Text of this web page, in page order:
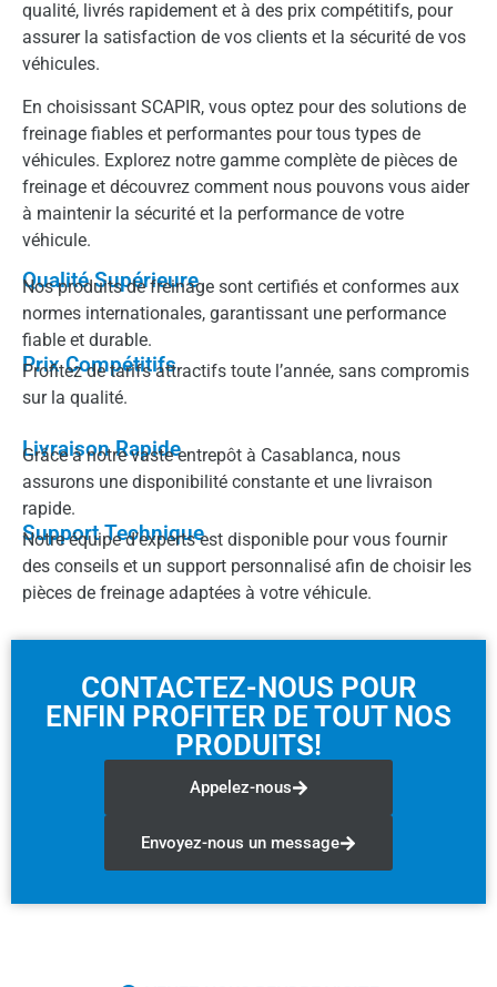
qualité, livrés rapidement et à des prix compétitifs, pour
assurer la satisfaction de vos clients et la sécurité de vos
véhicules.
En choisissant SCAPIR, vous optez pour des solutions de
freinage fiables et performantes pour tous types de
véhicules. Explorez notre gamme complète de pièces de
freinage et découvrez comment nous pouvons vous aider
à maintenir la sécurité et la performance de votre
véhicule.
Qualité Supérieure
Nos produits de freinage sont certifiés et conformes aux
normes internationales, garantissant une performance
fiable et durable.
Prix Compétitifs
Profitez de tarifs attractifs toute l’année, sans compromis
sur la qualité.
Livraison Rapide
Grâce à notre vaste entrepôt à Casablanca, nous
assurons une disponibilité constante et une livraison
rapide.
Support Technique
Notre équipe d’experts est disponible pour vous fournir
des conseils et un support personnalisé afin de choisir les
pièces de freinage adaptées à votre véhicule.
CONTACTEZ-NOUS POUR
ENFIN PROFITER DE TOUT NOS
PRODUITS!
Appelez-nous
Envoyez-nous un message